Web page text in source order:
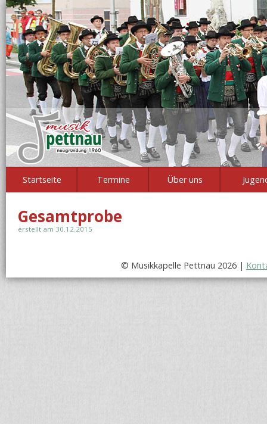
Startseite Termine Über uns
Gesamtprobe
erstellt am 30.12.2015
© Musikkapelle Pettnau 2026 |